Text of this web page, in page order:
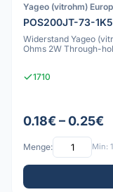
Yageo (vitrohm)
POS200JT-73-
Widerstand Yageo
Ohms 2W Through-
1710
0.18€ – 0.25€
Menge: Min: 1